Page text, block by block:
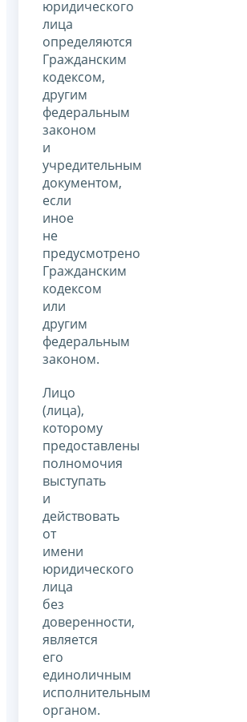
юридического
лица
определяются
Гражданским
кодексом,
другим
федеральным
законом
и
учредительным
документом,
если
иное
не
предусмотрено
Гражданским
кодексом
или
другим
федеральным
законом.
Лицо
(лица),
которому
предоставлены
полномочия
выступать
и
действовать
от
имени
юридического
лица
без
доверенности,
является
его
единоличным
исполнительным
органом.